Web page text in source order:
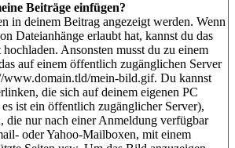
Beiträge einfügen?
in deinem Beitrag angezeigt werden. Wenn
Dateianhänge erlaubt hat, kannst du das
Ansonsten musst du zu einem
auf einem öffentlich zugänglichen Server
www.domain.tld/mein-bild.gif. Du kannst
die sich auf deinem eigenen PC
ist ein öffentlich zugänglicher Server),
die nur nach einer Anmeldung verfügbar
oder Yahoo-Mailboxen, mit einem